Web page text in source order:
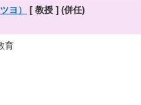
ヨ） [ 教授 ] (併任)
育